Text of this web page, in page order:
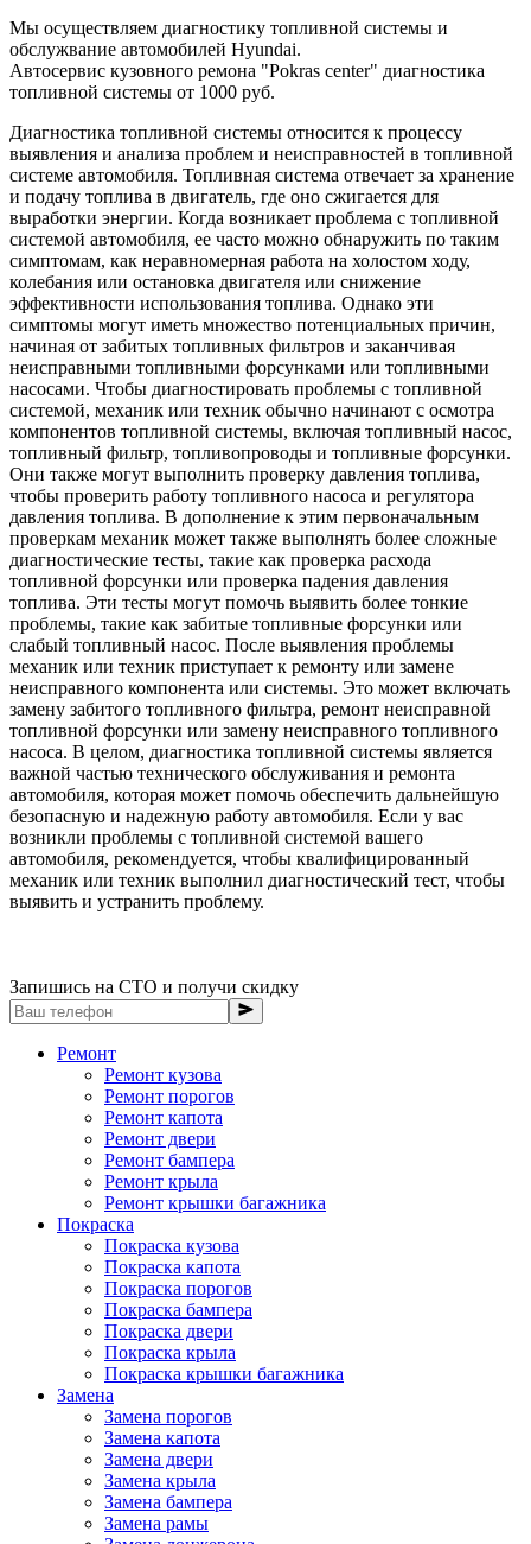
Мы осуществляем диагностику топливной системы и
обслужвание автомобилей Hyundai.
Автосервис кузовного ремона "Pokras center" диагностика
топливной системы от 1000 руб.
Диагностика топливной системы относится к процессу
выявления и анализа проблем и неисправностей в топливной
системе автомобиля. Топливная система отвечает за хранение
и подачу топлива в двигатель, где оно сжигается для
выработки энергии. Когда возникает проблема с топливной
системой автомобиля, ее часто можно обнаружить по таким
симптомам, как неравномерная работа на холостом ходу,
колебания или остановка двигателя или снижение
эффективности использования топлива. Однако эти
симптомы могут иметь множество потенциальных причин,
начиная от забитых топливных фильтров и заканчивая
неисправными топливными форсунками или топливными
насосами. Чтобы диагностировать проблемы с топливной
системой, механик или техник обычно начинают с осмотра
компонентов топливной системы, включая топливный насос,
топливный фильтр, топливопроводы и топливные форсунки.
Они также могут выполнить проверку давления топлива,
чтобы проверить работу топливного насоса и регулятора
давления топлива. В дополнение к этим первоначальным
проверкам механик может также выполнять более сложные
диагностические тесты, такие как проверка расхода
топливной форсунки или проверка падения давления
топлива. Эти тесты могут помочь выявить более тонкие
проблемы, такие как забитые топливные форсунки или
слабый топливный насос. После выявления проблемы
механик или техник приступает к ремонту или замене
неисправного компонента или системы. Это может включать
замену забитого топливного фильтра, ремонт неисправной
топливной форсунки или замену неисправного топливного
насоса. В целом, диагностика топливной системы является
важной частью технического обслуживания и ремонта
автомобиля, которая может помочь обеспечить дальнейшую
безопасную и надежную работу автомобиля. Если у вас
возникли проблемы с топливной системой вашего
автомобиля, рекомендуется, чтобы квалифицированный
механик или техник выполнил диагностический тест, чтобы
выявить и устранить проблему.
Запишись на СТО и получи скидку
Ремонт
Ремонт кузова
Ремонт порогов
Ремонт капота
Ремонт двери
Ремонт бампера
Ремонт крыла
Ремонт крышки багажника
Покраска
Покраска кузова
Покраска капота
Покраска порогов
Покраска бампера
Покраска двери
Покраска крыла
Покраска крышки багажника
Замена
Замена порогов
Замена капота
Замена двери
Замена крыла
Замена бампера
Замена рамы